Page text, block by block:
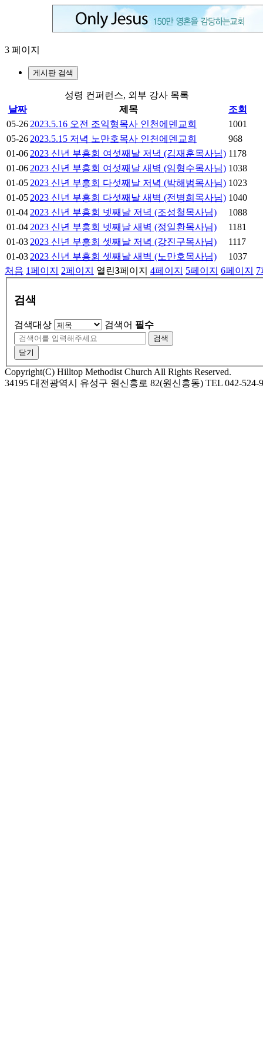
3 페이지
게시판 검색
성령 컨퍼런스, 외부 강사 목록
날짜
제목
조회
05-26 2023.5.16 오전 조익형목사 인천에덴교회
1001
05-26 2023.5.15 저녁 노만호목사 인천에덴교회
968
01-06 2023 신년 부흥회 여섯째날 저녁 (김재훈목사님) 1178
01-06 2023 신년 부흥회 여섯째날 새벽 (임형수목사님) 1038
01-05 2023 신년 부흥회 다섯째날 저녁 (박해범목사님) 1023
01-05 2023 신년 부흥회 다섯째날 새벽 (전병희목사님) 1040
01-04 2023 신년 부흥회 넷째날 저녁 (조성철목사님)
1088
01-04 2023 신년 부흥회 넷째날 새벽 (정일환목사님)
1181
01-03 2023 신년 부흥회 셋째날 저녁 (강진구목사님)
1117
01-03 2023 신년 부흥회 셋째날 새벽 (노만호목사님)
1037
처음 1페이지 2페이지 열린3페이지 4페이지 5페이지 6페이지 7
검색
검색대상 검색어 필수
검색
닫기
Copyright(C) Hilltop Methodist Church All Rights Reserved.
34195 대전광역시 유성구 원신흥로 82(원신흥동) TEL 042-524-